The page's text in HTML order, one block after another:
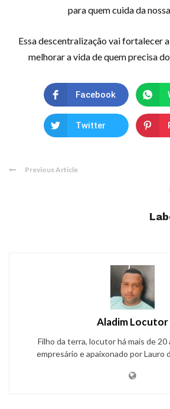
para quem cuida da
Essa descentralização vai fortalecer
melhorar a vida de quem precisa do
Facebook
Twitter
Previous Article
Aladim Locutor
Filho da terra, locutor há mais de 20
empresário e apaixonado por Lauro